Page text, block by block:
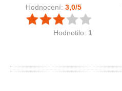
Hodnocení: 3,0/5
Hodnotilo: 1